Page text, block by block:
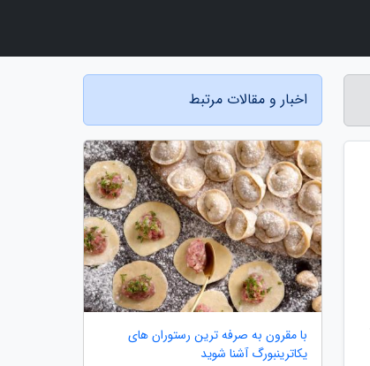
اخبار و مقالات مرتبط
با مقرون به صرفه ترین رستوران های
یکاترینبورگ آشنا شوید